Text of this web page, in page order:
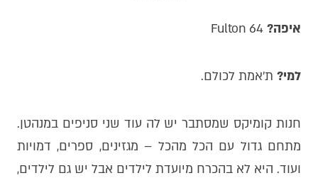
איפה? 64 Fulton
למי? ת׳אמת לכולם.
חנות קומיקס שמסתבר יש לה עוד שני סניפים במנהטן.
מתחם גדול עם הכל מהכל – מגזינים, ספרים, דמויות
ועוד. היא לא בהכרח מיועדת לילדים אבל יש גם לילדים,